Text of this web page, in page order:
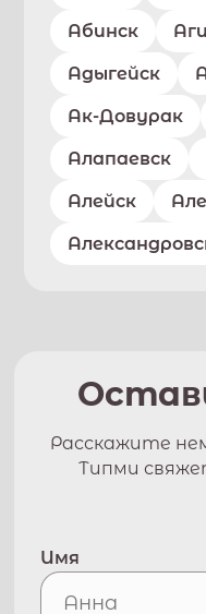
Абинск
Адыгейск
Ак-Довурак
Алапаевск
Алейск
Расскажите
Типми
Имя